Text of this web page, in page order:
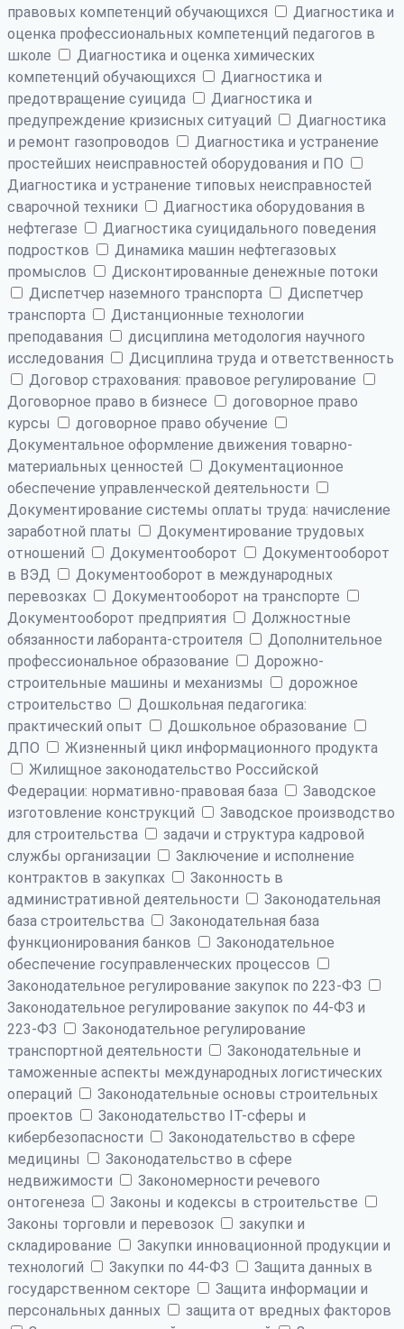
правовых компетенций обучающихся
Диагностика и
оценка профессиональных компетенций педагогов в
школе
Диагностика и оценка химических
компетенций обучающихся
Диагностика и
предотвращение суицида
Диагностика и
предупреждение кризисных ситуаций
Диагностика
и ремонт газопроводов
Диагностика и устранение
простейших неисправностей оборудования и ПО
Диагностика и устранение типовых неисправностей
сварочной техники
Диагностика оборудования в
нефтегазе
Диагностика суицидального поведения
подростков
Динамика машин нефтегазовых
промыслов
Дисконтированные денежные потоки
Диспетчер наземного транспорта
Диспетчер
транспорта
Дистанционные технологии
преподавания
дисциплина методология научного
исследования
Дисциплина труда и ответственность
Договор страхования: правовое регулирование
Договорное право в бизнесе
договорное право
курсы
договорное право обучение
Документальное оформление движения товарно-
материальных ценностей
Документационное
обеспечение управленческой деятельности
Документирование системы оплаты труда: начисление
заработной платы
Документирование трудовых
отношений
Документооборот
Документооборот
в ВЭД
Документооборот в международных
перевозках
Документооборот на транспорте
Документооборот предприятия
Должностные
обязанности лаборанта-строителя
Дополнительное
профессиональное образование
Дорожно-
строительные машины и механизмы
дорожное
строительство
Дошкольная педагогика:
практический опыт
Дошкольное образование
ДПО
Жизненный цикл информационного продукта
Жилищное законодательство Российской
Федерации: нормативно-правовая база
Заводское
изготовление конструкций
Заводское производство
для строительства
задачи и структура кадровой
службы организации
Заключение и исполнение
контрактов в закупках
Законность в
административной деятельности
Законодательная
база строительства
Законодательная база
функционирования банков
Законодательное
обеспечение госуправленческих процессов
Законодательное регулирование закупок по 223-ФЗ
Законодательное регулирование закупок по 44-ФЗ и
223-ФЗ
Законодательное регулирование
транспортной деятельности
Законодательные и
таможенные аспекты международных логистических
операций
Законодательные основы строительных
проектов
Законодательство IT-сферы и
кибербезопасности
Законодательство в сфере
медицины
Законодательство в сфере
недвижимости
Закономерности речевого
онтогенеза
Законы и кодексы в строительстве
Законы торговли и перевозок
закупки и
складирование
Закупки инновационной продукции и
технологий
Закупки по 44-ФЗ
Защита данных в
государственном секторе
Защита информации и
персональных данных
защита от вредных факторов